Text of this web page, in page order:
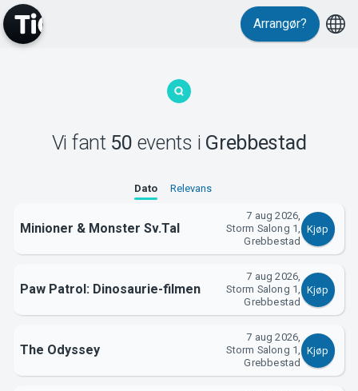
MyTickster
Arrangør?
Vi fant 50 events i Grebbestad
Dato Relevans
Minioner & Monster Sv.Tal
7 aug 2026,
Storm Salong 1,
Grebbestad
Kjøp
Paw Patrol: Dinosaurie-filmen
7 aug 2026,
Storm Salong 1,
Grebbestad
Kjøp
The Odyssey
7 aug 2026,
Storm Salong 1,
Grebbestad
Kjøp